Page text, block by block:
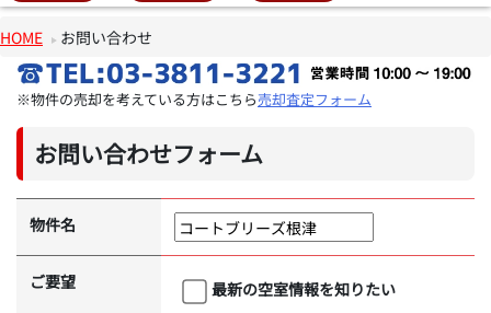
HOME お問い合わせ
※物件の売却を考えている方はこちら売却査定フォーム
お問い合わせフォーム
物件名
ご要望
最新の空室情報を知りたい